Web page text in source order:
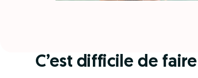
C’est difficile de